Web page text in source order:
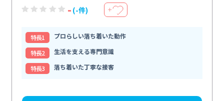
- (-件) ＋
特⻑1
プロらしい落ち着いた動作
特⻑2
生活を支える専門意識
特⻑3
落ち着いた丁寧な接客